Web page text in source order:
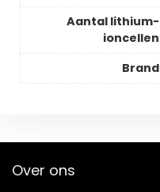
Aantal lithium-
ioncellen
Brand
Over ons